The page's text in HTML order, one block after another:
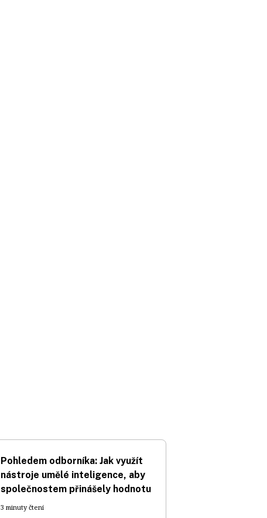
Pohledem odborníka: Jak využít
nástroje umělé inteligence, aby
společnostem přinášely hodnotu
3 minuty čtení